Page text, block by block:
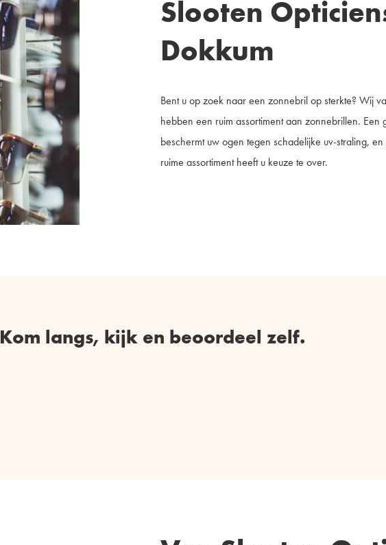
Slooten
Dokkum
Bent u op zoek naar een zonnebril op sterkte? Wij
hebben een ruim assortiment aan zonnebrillen. Een
beschermt uw ogen tegen schadelijke uv-straling,
ruime assortiment heeft u keuze te over.
Kom langs, kijk en beoordeel zelf.